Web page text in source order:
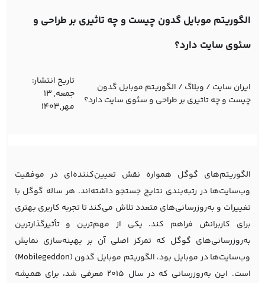
الگوریتم موبایل گدون چیست و چه تاثیری بر طراحی و
سئوی سایت دارد؟
ایران سایت / وبلاگ / الگوریتم موبایل گدون
چیست و چه تاثیری بر طراحی و سئوی سایت دارد؟
تاریخ انتشار:
جمعه, 13
مهر,1403
الگوریتم‌های گوگل همواره نقش تعیین‌کننده‌ای در موفقیت
وب‌سایت‌ها در رتبه‌بندی نتایج جستجو داشته‌اند. هر ساله گوگل با
تغییرات و به‌روزرسانی‌های متعدد تلاش می‌کند تا تجربه کاربری بهتری
برای کاربرانش فراهم کند. یکی از مهم‌ترین و تأثیرگذارترین
به‌روزرسانی‌های گوگل که تمرکز اصلی آن بر بهینه‌سازی نمایش
وب‌سایت‌ها در موبایل بود، الگوریتم موبایل گدون (Mobilegeddon)
است. این به‌روزرسانی که در سال ۲۰۱۵ معرفی شد، برای همیشه